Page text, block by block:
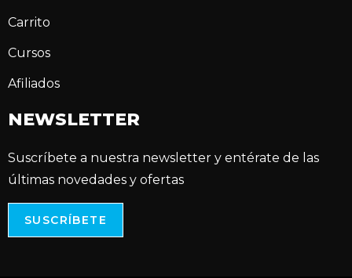
Carrito
Cursos
Afiliados
NEWSLETTER
Suscríbete a nuestra newsletter y entérate de las
últimas novedades y ofertas
SUSCRÍBETE